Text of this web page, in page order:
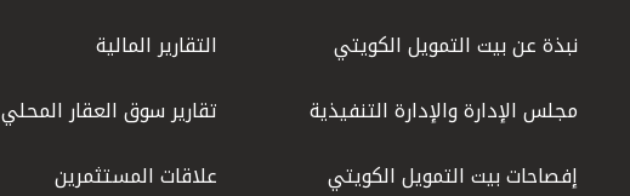
نبذة عن بيت التمويل الكويتي
مجلس الإدارة والإدارة التنفيذية
إفصاحات بيت التمويل الكويتي
التقارير المالية
تقارير سوق العقار المحلي
علاقات المستثمرين